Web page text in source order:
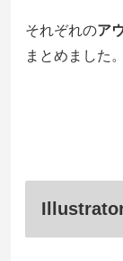
それぞれのア
まとめました。